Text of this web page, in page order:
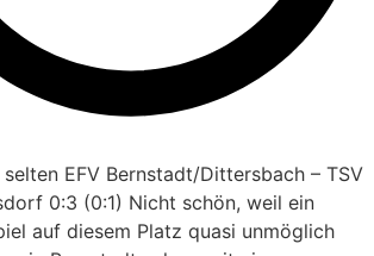
EFV Bernstadt/Dittersbach – TSV
0:3 (0:1) Nicht schön, weil ein
auf diesem Platz quasi unmöglich